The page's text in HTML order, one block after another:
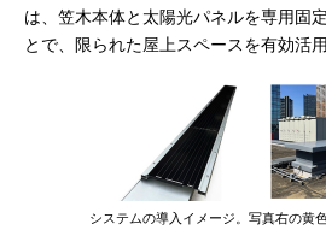
は、笠木本体と太陽光パネルを専用固
とで、限られた屋上スペースを有効活
システムの導入イメージ。写真右の黄